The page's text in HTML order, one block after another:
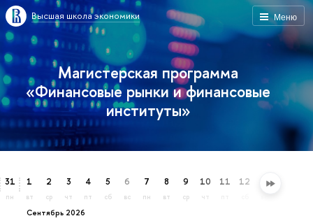
Меню
Высшая школа экономики
Магистерская программа
«Финансовые рынки и финансовые
институты»
31
пн
сентябрь 2026
1
вт
2
ср
3
чт
4
пт
5
сб
6
вс
7
пн
8
вт
9
ср
10
чт
11 12 13